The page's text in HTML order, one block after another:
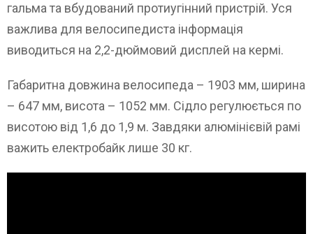
гальма та вбудований протиугінний пристрій. Уся
важлива для велосипедиста інформація
виводиться на 2,2-дюймовий дисплей на кермі.
Габаритна довжина велосипеда – 1903 мм, ширина
– 647 мм, висота – 1052 мм. Сідло регулюється по
висотою від 1,6 до 1,9 м. Завдяки алюмінієвій рамі
важить електробайк лише 30 кг.